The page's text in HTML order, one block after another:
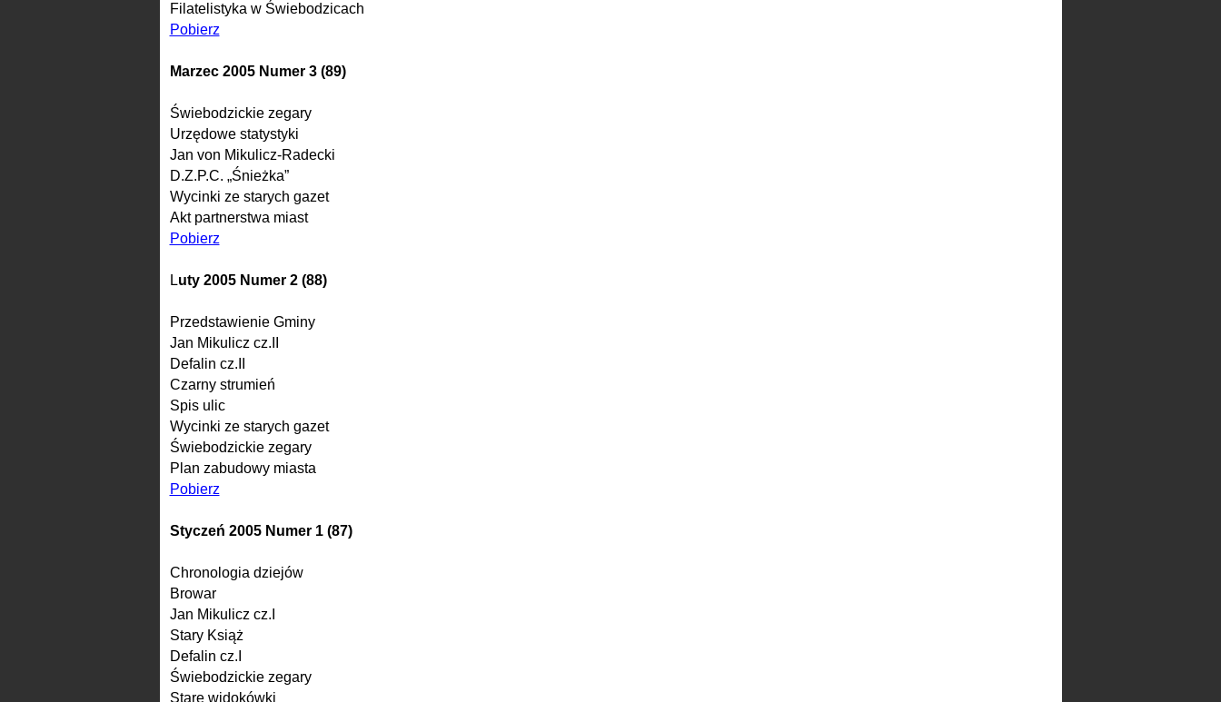
Filatelistyka w Świebodzicach
Pobierz
Marzec 2005 Numer 3 (89)
Świebodzickie zegary
Urzędowe statystyki
Jan von Mikulicz-Radecki
D.Z.P.C. „Śnieżka”
Wycinki ze starych gazet
Akt partnerstwa miast
Pobierz
Luty 2005 Numer 2 (88)
Przedstawienie Gminy
Jan Mikulicz cz.II
Defalin cz.II
Czarny strumień
Spis ulic
Wycinki ze starych gazet
Świebodzickie zegary
Plan zabudowy miasta
Pobierz
Styczeń 2005 Numer 1 (87)
Chronologia dziejów
Browar
Jan Mikulicz cz.I
Stary Książ
Defalin cz.I
Świebodzickie zegary
Stare widokówki